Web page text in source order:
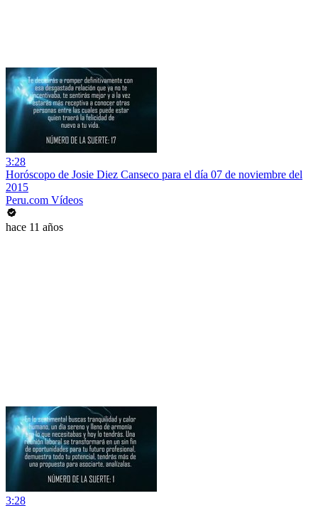
3:28
Horóscopo de Josie Diez Canseco para el día 07 de noviembre del
2015
Peru.com Vídeos
hace 11 años
3:28